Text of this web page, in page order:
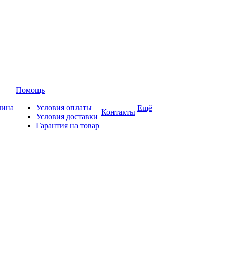
Помощь
Условия оплаты
Условия доставки
Гарантия на товар
Контакты Ещё